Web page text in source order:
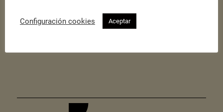
dun RRI na cooperativa e formula pasos e instrumentos que
axudan a organizar o proceso de deseño ou revisión
Configuración cookies Aceptar